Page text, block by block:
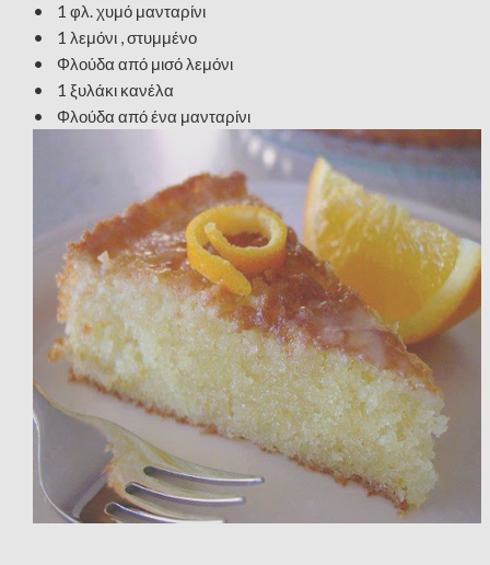
• 1 φλ. χυμό μανταρίνι
• 1 λεμόνι , στυμμένο
• Φλούδα από μισό λεμόνι
• 1 ξυλάκι κανέλα
• Φλούδα από ένα μανταρίνι